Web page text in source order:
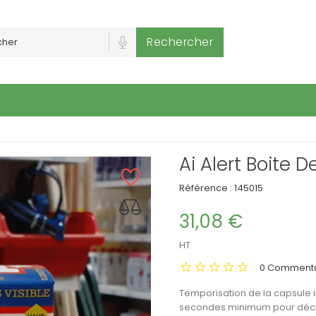
Rechercher
Ai Alert Boite
Référence : 145015
31,08 €
HT
0
Temporisation de la capsule
secondes minimum pour